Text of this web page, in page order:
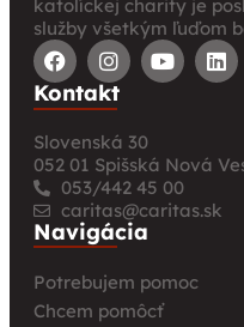
katolíckej charity je
služby všetkým ľuďom
Kontakt
Slovenská 30
052 01 Spišská Nová
053/442 45 00
caritas@caritas.sk
Navigácia
Potrebujem pomoc
Chcem pomôcť